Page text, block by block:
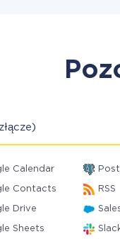
Calendar
Contacts RSS
Drive
Sheets